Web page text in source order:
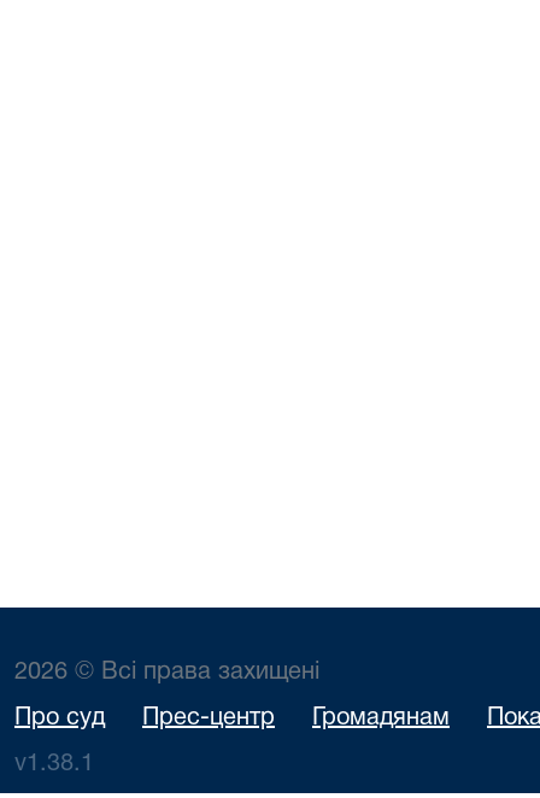
2026 © Всі права захищені
Про суд Прес-центр Громадянам
v1.38.1